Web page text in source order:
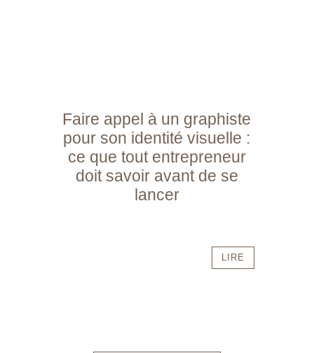
Faire appel à un graphiste
pour son identité visuelle :
ce que tout entrepreneur
doit savoir avant de se
lancer
LIRE